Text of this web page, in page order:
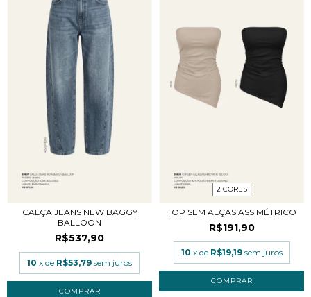
CALÇA JEANS NEW BAGGY
BALLOON
R$537,90
10 x de R$53,79 sem juros
COMPRAR
2 CORES
TOP SEM ALÇAS ASSIMÉTRICO
R$191,90
10 x de R$19,19 sem juros
COMPRAR